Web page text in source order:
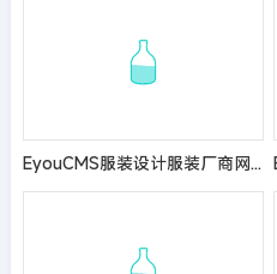
EyouCMS服装设计服装厂商网站模板